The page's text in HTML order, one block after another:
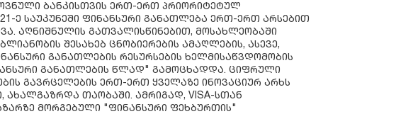
ᲑᲐᲜᲙᲘᲡᲗᲕᲘᲡ ᲔᲠᲗ-ᲔᲠᲗ ᲞᲠᲘᲝᲠᲘᲢᲔᲢᲣᲚ
Ე ᲡᲐᲣᲙᲣᲜᲔᲨᲘ ᲤᲘᲜᲐᲜᲡᲣᲠᲘ ᲒᲐᲜᲐᲗᲚᲔᲑᲐ ᲔᲠᲗ-ᲔᲠᲗ ᲐᲠᲡᲔᲑᲘᲗ
ᲐᲦᲜᲘᲨᲜᲣᲚᲘᲡ ᲒᲐᲗᲕᲐᲚᲘᲡᲬᲘᲜᲔᲑᲘᲗ, ᲛᲝᲡᲐᲮᲚᲔᲝᲑᲐᲨᲘ
ᲨᲔᲡᲐᲮᲔᲑ ᲪᲜᲝᲑᲘᲔᲠᲔᲑᲘᲡ ᲐᲛᲐᲦᲚᲔᲑᲘᲡ, ᲐᲡᲔᲕᲔ,
ᲒᲐᲜᲐᲗᲚᲔᲑᲘᲡ ᲠᲔᲡᲣᲠᲡᲔᲑᲘᲡ ᲮᲔᲚᲛᲘᲡᲐᲬᲕᲓᲝᲛᲝᲑᲘᲡ
ᲒᲐᲜᲐᲗᲚᲔᲑᲘᲡ ᲬᲚᲐᲓ" ᲒᲐᲛᲝᲪᲮᲐᲓᲓᲐ. ᲪᲘᲤᲠᲣᲚᲘ
ᲒᲐᲕᲠᲪᲔᲚᲔᲑᲘᲡ ᲔᲠᲗ-ᲔᲠᲗ ᲧᲕᲔᲚᲐᲖᲔ ᲘᲜᲝᲕᲐᲪᲘᲣᲠ ᲐᲠᲮᲡ
ᲐᲮᲐᲚᲒᲐᲖᲠᲓᲐ ᲗᲐᲝᲑᲐᲨᲘ. ᲐᲛᲠᲘᲒᲐᲓ, VISA-ᲡᲗᲐᲜ
ᲛᲝᲠᲒᲔᲑᲣᲚᲘ "ᲤᲘᲜᲐᲜᲡᲣᲠᲘ ᲤᲔᲮᲑᲣᲠᲗᲘᲡ"